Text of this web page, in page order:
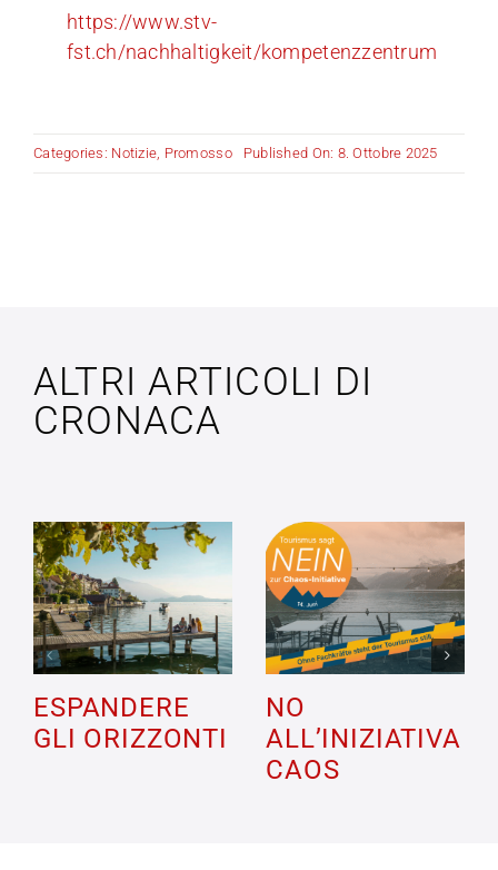
https://www.stv-
fst.ch/nachhaltigkeit/kompetenzzentrum
Categories: Notizie, Promosso Published On: 8. Ottobre 2025
ALTRI ARTICOLI DI
CRONACA
ESPANDERE
GLI ORIZZONTI
NO
ALL’INIZIATIVA
CAOS